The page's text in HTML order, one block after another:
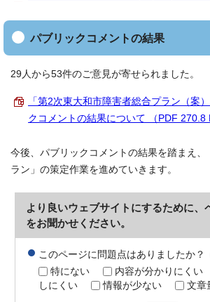
パブリックコメントの結果
29人から53件のご意見が寄せられました。
「第2次東大和市障害者総合プラン（案
クコメントの結果について （PDF 270.8
今後、パブリックコメントの結果を踏まえ
ラン」の策定作業を進めていきます。
より良いウェブサイトにするために、
をお聞かせください。
このページに問題点はありましたか？
特にない
内容が分かりにくい
しにくい
情報が少ない 文章